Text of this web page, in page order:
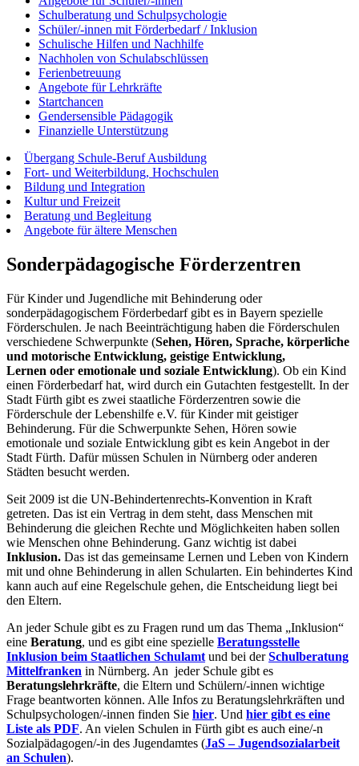
Schulberatung und Schulpsychologie
Schüler/-innen mit Förderbedarf / Inklusion
Schulische Hilfen und Nachhilfe
Nachholen von Schulabschlüssen
Ferienbetreuung
Angebote für Lehrkräfte
Startchancen
Gendersensible Pädagogik
Finanzielle Unterstützung
Übergang Schule-Beruf Ausbildung
Fort- und Weiterbildung, Hochschulen
Bildung und Integration
Kultur und Freizeit
Beratung und Begleitung
Angebote für ältere Menschen
Sonderpädagogische Förderzentren
Für Kinder und Jugendliche mit Behinderung oder
sonderpädagogischem Förderbedarf gibt es in Bayern spezielle
Förderschulen. Je nach Beeinträchtigung haben die Förderschulen
verschiedene Schwerpunkte (Sehen, Hören, Sprache, körperliche
und motorische Entwicklung, geistige Entwicklung,
Lernen oder emotionale und soziale Entwicklung). Ob ein Kind
einen Förderbedarf hat, wird durch ein Gutachten festgestellt. In der
Stadt Fürth gibt es zwei staatliche Förderzentren sowie die
Förderschule der Lebenshilfe e.V. für Kinder mit geistiger
Behinderung. Für die Schwerpunkte Sehen, Hören sowie
emotionale und soziale Entwicklung gibt es kein Angebot in der
Stadt Fürth. Dafür müssen Schulen in Nürnberg oder anderen
Städten besucht werden.
Seit 2009 ist die UN-Behindertenrechts-Konvention in Kraft
getreten. Das ist ein Vertrag in dem steht, dass Menschen mit
Behinderung die gleichen Rechte und Möglichkeiten haben sollen
wie Menschen ohne Behinderung. Ganz wichtig ist dabei
Inklusion. Das ist das gemeinsame Lernen und Leben von Kindern
mit und ohne Behinderung in allen Schularten. Ein behindertes Kind
kann auch auf eine Regelschule gehen, die Entscheidung liegt bei
den Eltern.
An jeder Schule gibt es zu Fragen rund um das Thema „Inklusion“
eine Beratung, und es gibt eine spezielle Beratungsstelle
Inklusion beim Staatlichen Schulamt und bei derSchulberatung
Mittelfranken in Nürnberg. An jeder Schule gibt es
Beratungslehrkräfte, die Eltern und Schülern/-innen wichtige
Frage beantworten können. Alle Infos zu Beratungslehrkräften und
Schulpsychologen/-innen finden Sie hier. Und hier gibt es eine
Liste als PDF. An vielen Schulen in Fürth gibt es auch eine/-n
Sozialpädagogen/-in des Jugendamtes (JaS – Jugendsozialarbeit
an Schulen).